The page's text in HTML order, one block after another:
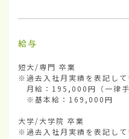
給与
短大/専門 卒業
※過去入社月実績を表記し
月給：195,000円（一律手
※基本給：169,000円
大学/大学院 卒業
※過去入社月実績を表記し